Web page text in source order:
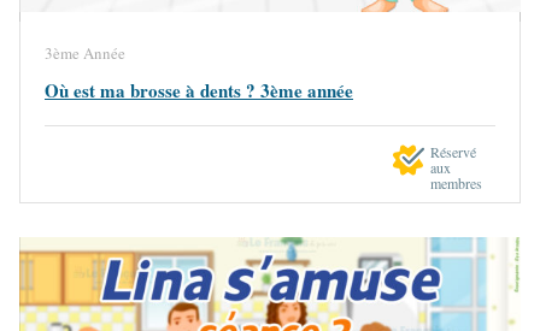
3ème Année
Où est ma brosse à dents ? 3ème année
Réservé
aux
membres